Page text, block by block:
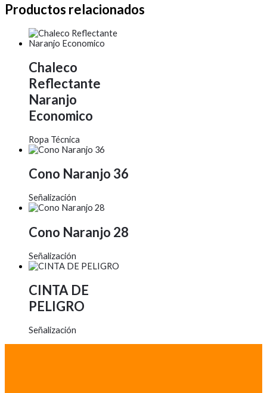
Productos relacionados
Chaleco
Reflectante
Naranjo
Economico
Ropa Técnica
Cono Naranjo 36
Señalización
Cono Naranjo 28
Señalización
CINTA DE
PELIGRO
Señalización